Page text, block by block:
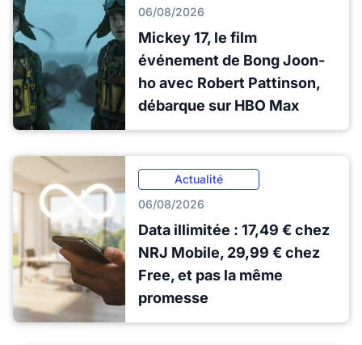
06/08/2026
Mickey 17, le film
événement de Bong Joon-
ho avec Robert Pattinson,
débarque sur HBO Max
Actualité
06/08/2026
Data illimitée : 17,49 € chez
NRJ Mobile, 29,99 € chez
Free, et pas la même
promesse